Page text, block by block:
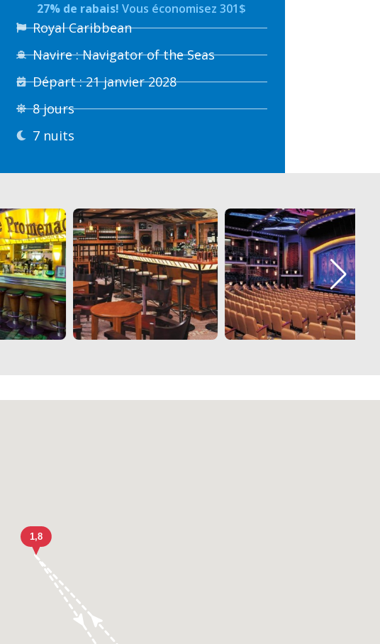
27% de rabais! Vous économisez 301$
Royal Caribbean
Navire : Navigator of the Seas
Départ : 21 janvier 2028
8 jours
7 nuits